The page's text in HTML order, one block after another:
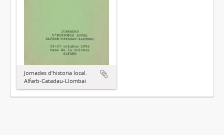
Jornades d’historia local.
Alfarb-Catadau-Llombai